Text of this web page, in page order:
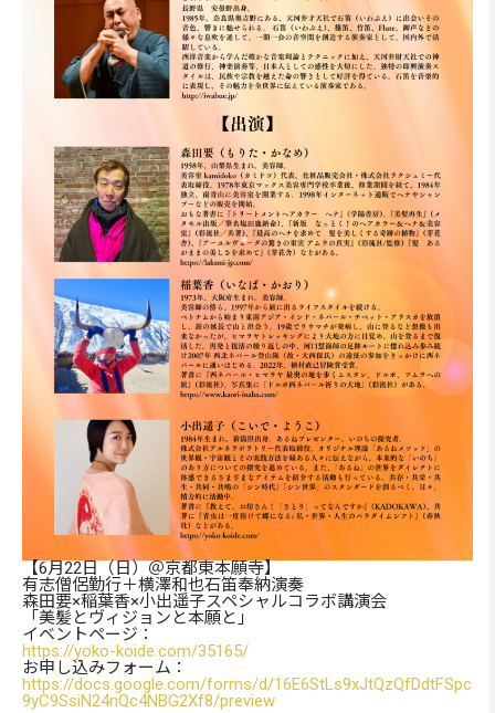
【6月22日（日）＠京都東本願寺】
有志僧侶勤行＋横澤和也石笛奉納演奏
森田要×稲葉香×小出遥子スペシャルコラボ講演会
「美髪とヴィジョンと本願と」
イベントページ：
https://yoko-koide.com/35165/
お申し込みフォーム：
https://docs.google.com/forms/d/16E6StLs9xJtQzQfDdtFSpc
9yC9SsiN24nQc4NBG2Xf8/preview